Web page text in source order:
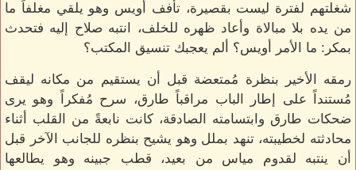
شغلتهم لفترة ليست بقصيرة، تأفف أويس وهو يلقي مغلفاً ما
من يده بلا مبالاة وأعاد ظهره للخلف، انتبه صلاح إليه فتحدث
بمكر: ما الأمر أويس؟ ألم يعجبك تنسيق المكتب؟
رمقه الأخير بنظرة مُمتعضة قبل أن يستقيم من مكانه ليقف
مُستنداً على إطار الباب مراقباً طارق، سرح مُفكراً وهو يرى
ضحكات طارق وابتسامته الصادقة، كانت نابعةً من القلب أثناء
محادثته لخطيبته، تنهد بملل وهو يشيح بنظره للجانب الآخر قبل
أن ينتبه لقدوم مياس من بعيد، قطب جبينه وهو يطالعها